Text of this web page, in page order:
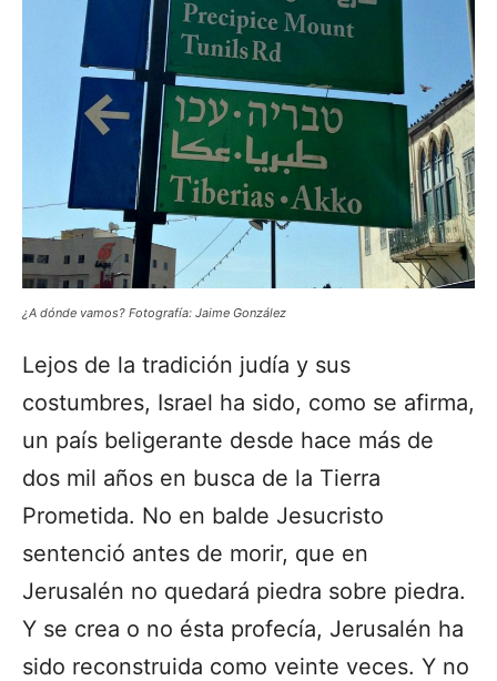
¿A dónde vamos? Fotografía: Jaime González
Lejos de la tradición judía y sus
costumbres, Israel ha sido, como se afirma,
un país beligerante desde hace más de
dos mil años en busca de la Tierra
Prometida. No en balde Jesucristo
sentenció antes de morir, que en
Jerusalén no quedará piedra sobre piedra.
Y se crea o no ésta profecía, Jerusalén ha
sido reconstruida como veinte veces. Y no